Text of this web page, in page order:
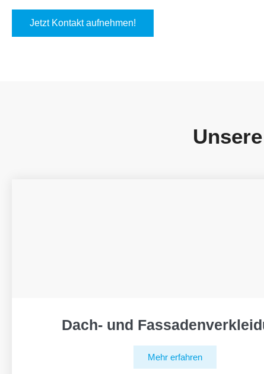
Jetzt Kontakt aufnehmen!
Dach- und
Mehr erfahren